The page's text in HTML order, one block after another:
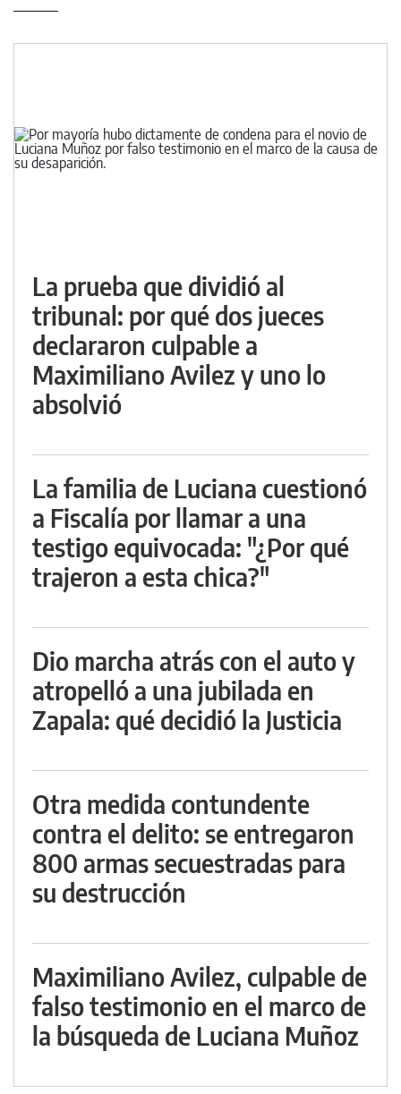
La prueba que dividió al
tribunal: por qué dos jueces
declararon culpable a
Maximiliano Avilez y uno lo
absolvió
La familia de Luciana cuestionó
a Fiscalía por llamar a una
testigo equivocada: "¿Por qué
trajeron a esta chica?"
Dio marcha atrás con el auto y
atropelló a una jubilada en
Zapala: qué decidió la Justicia
Otra medida contundente
contra el delito: se entregaron
800 armas secuestradas para
su destrucción
Maximiliano Avilez, culpable de
falso testimonio en el marco de
la búsqueda de Luciana Muñoz